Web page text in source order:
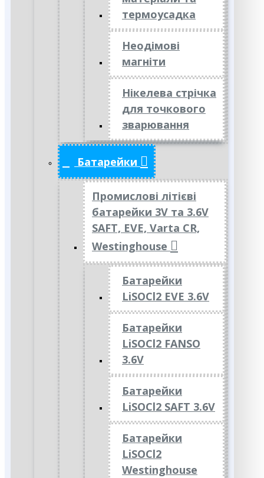
термоусадка
Неодімові
магніти
Нікелева стрічка
для точкового
зварювання
Батарейки
Промислові літієві
батарейки 3V та 3.6V
SAFT, EVE, Varta CR,
Westinghouse
Батарейки
LiSOCl2 EVE 3.6V
Батарейки
LiSOCl2 FANSO
3.6V
Батарейки
LiSOCl2 SAFT 3.6V
Батарейки
LiSOCl2
Westinghouse